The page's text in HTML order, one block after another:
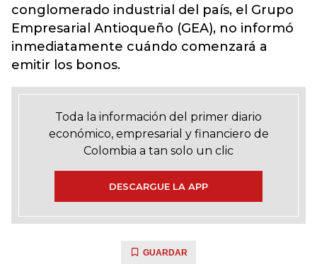
conglomerado industrial del país, el Grupo
Empresarial Antioqueño (GEA), no informó
inmediatamente cuándo comenzará a
emitir los bonos.
Toda la información del primer diario
económico, empresarial y financiero de
Colombia a tan solo un clic
DESCARGUE LA APP
GUARDAR